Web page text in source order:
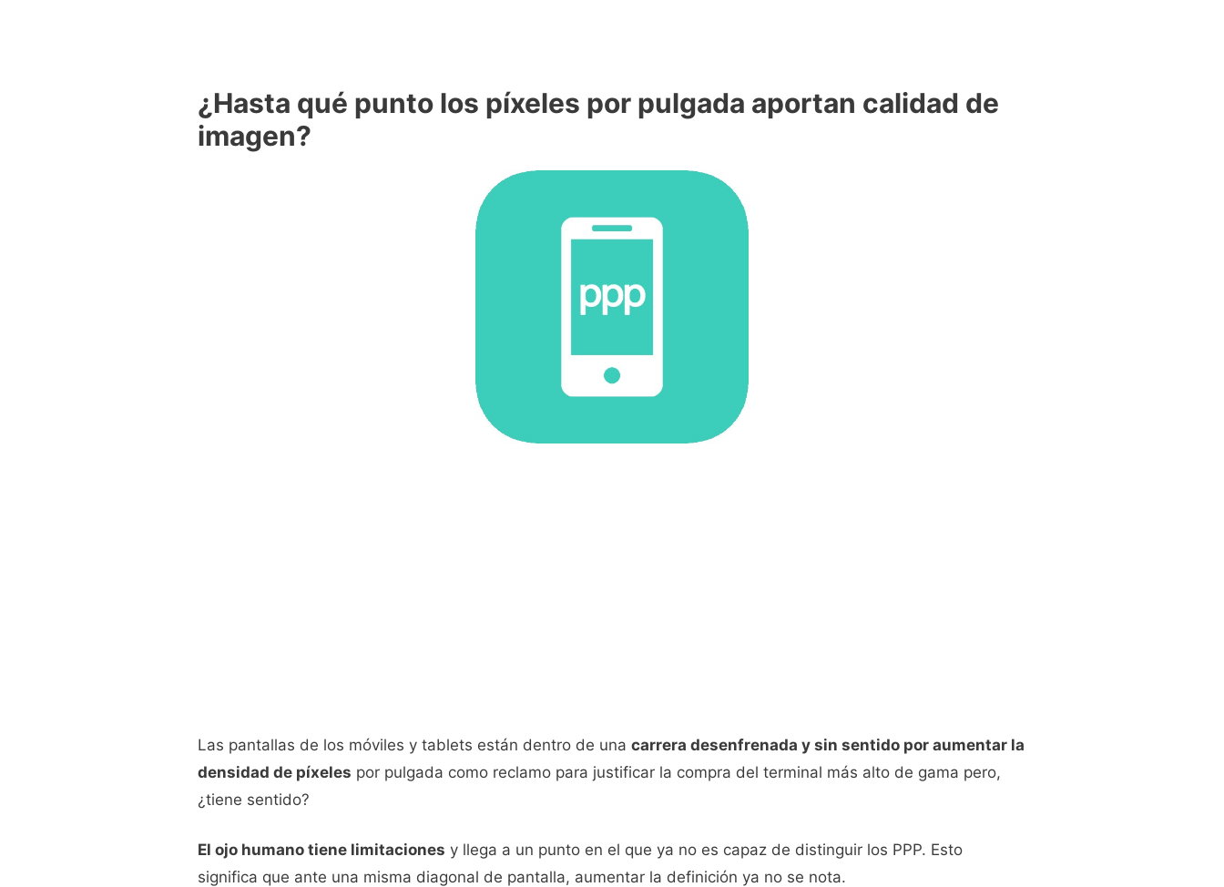
¿Hasta qué punto los píxeles por pulgada aportan calidad de
imagen?
Las pantallas de los móviles y tablets están dentro de una carrera desenfrenada y sin sentido por aumentar la
densidad de píxeles por pulgada como reclamo para justificar la compra del terminal más alto de gama pero,
¿tiene sentido?
El ojo humano tiene limitaciones y llega a un punto en el que ya no es capaz de distinguir los PPP. Esto
significa que ante una misma diagonal de pantalla, aumentar la definición ya no se nota.